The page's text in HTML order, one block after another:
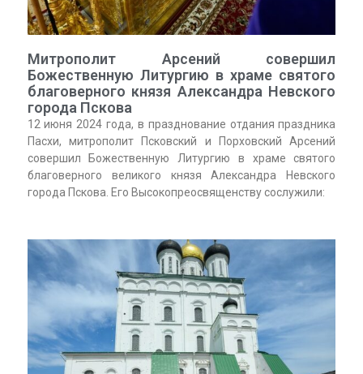
Митрополит Арсений совершил
Божественную Литургию в храме святого
благоверного князя Александра Невского
города Пскова
12 июня 2024 года, в празднование отдания праздника
Пасхи, митрополит Псковский и Порховский Арсений
совершил Божественную Литургию в храме святого
благоверного великого князя Александра Невского
города Пскова. Его Высокопреосвященству сослужили: